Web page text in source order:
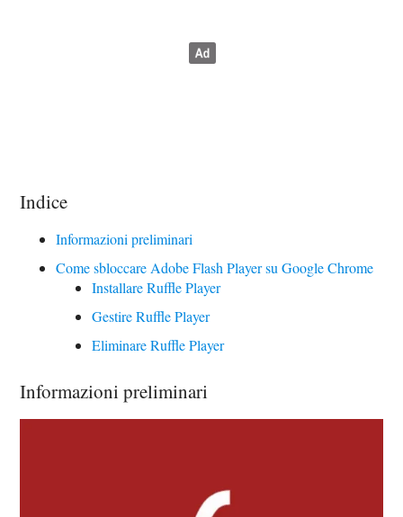
Indice
Informazioni preliminari
Come sbloccare Adobe Flash Player su Google Chrome
Installare Ruffle Player
Gestire Ruffle Player
Eliminare Ruffle Player
Informazioni preliminari